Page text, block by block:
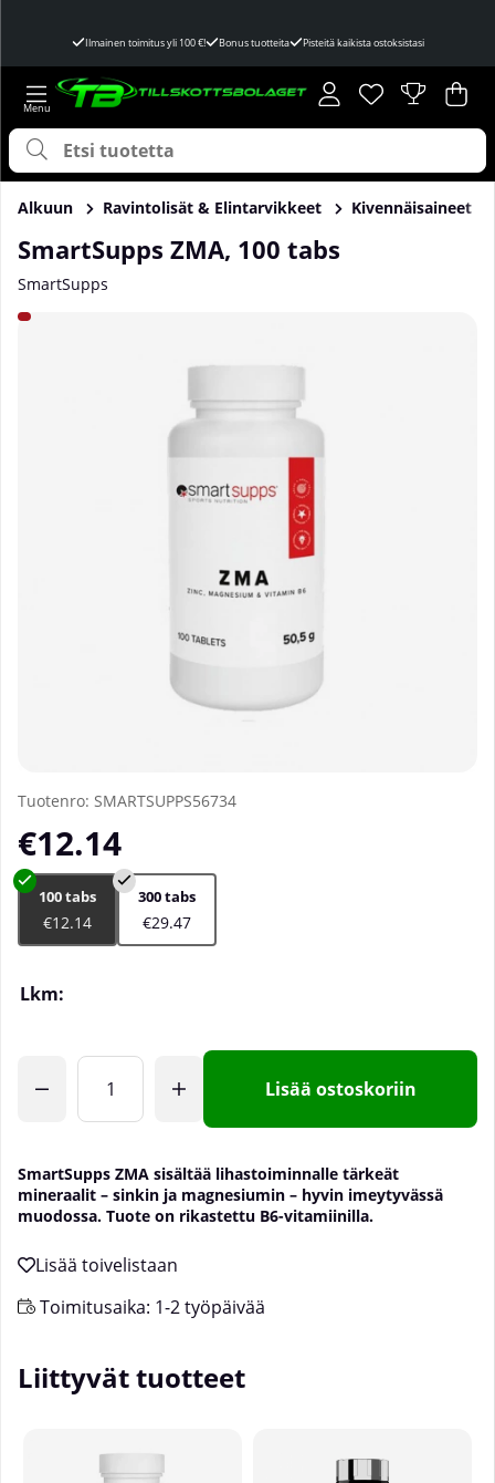
Ilmainen toimitus yli 100 €! Bonus tuotteita Pisteitä kaikista ostoksistasi
Toivelista
Lukumäärä
. .
Alkuun Ravintolisät & Elintarvikkeet Kivennäisaineet
SmartSupps ZMA, 100 tabs
SmartSupps
Tuotekuvat SmartSupps ZMA, 100 tabs
Tuotenro: SMARTSUPPS56734
€12.14
100 tabs
€12.14
300 tabs
€29.47
Lkm:
Lisää ostoskoriin
SmartSupps ZMA sisältää lihastoiminnalle tärkeät
mineraalit – sinkin ja magnesiumin – hyvin imeytyvässä
muodossa. Tuote on rikastettu B6-vitamiinilla.
Toimitusaika: 1-2 työpäivää
Liittyvät tuotteet